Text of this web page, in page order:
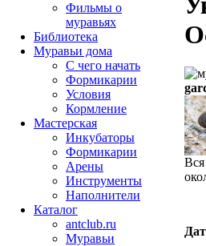
Вся
Фильмы о
муравьях
Библиотека
Муравьи дома
С чего начать
Формикарии
Условия
Кормление
Мастерская
Инкубаторы
Формикарии
Арены
Инструменты
Наполнители
Каталог
antclub.ru
Муравьи